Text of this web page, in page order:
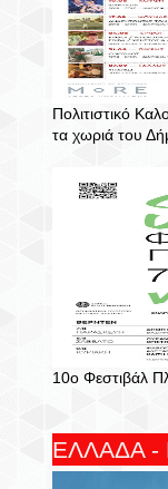
Πολιτιστικό
τα χωριά του
10ο Φεστιβάλ
ΕΛΛΑΔΑ